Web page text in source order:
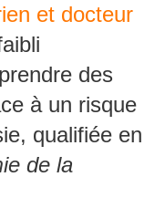
et docteur
des
à un risque
qualifiée en
de la